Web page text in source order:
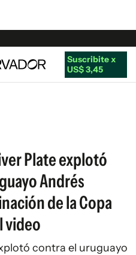
Suscribite x
US$ 3,45
Plate explotó
Andrés
de la Copa
video
contra el uruguayo